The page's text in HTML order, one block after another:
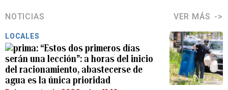
NOTICIAS VER MÁS
LOCALES
“Estos dos primeros días
serán una lección”: a horas del inicio
del racionamiento, abastecerse de
agua es la única prioridad